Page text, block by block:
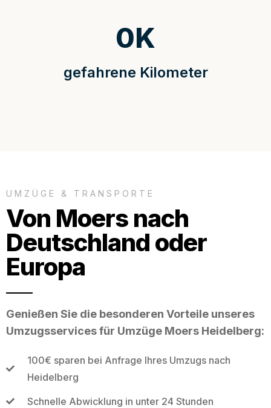
gefahrene Kilometer
0K
UMZÜGE & TRANSPORTE
Von Moers nach
Deutschland oder
Europa
Genießen Sie die besonderen Vorteile unseres
Umzugsservices für Umzüge Moers Heidelberg:
100€ sparen bei Anfrage Ihres Umzugs nach
Heidelberg
Schnelle Abwicklung in unter 24 Stunden